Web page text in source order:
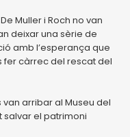
Muller i Roch no van
deixar una sèrie de
amb l’esperança que
fer càrrec del rescat del
arribar al Museu del
salvar el patrimoni